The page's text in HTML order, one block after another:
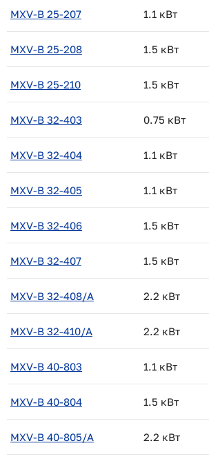
MXV-B 25-207 1.1 кВт
MXV-B 25-208 1.5 кВт
MXV-B 25-210 1.5 кВт
MXV-B 32-403 0.75 кВт
MXV-B 32-404 1.1 кВт
MXV-B 32-405 1.1 кВт
MXV-B 32-406 1.5 кВт
MXV-B 32-407 1.5 кВт
MXV-B 32-408/A 2.2 кВт
MXV-B 32-410/A 2.2 кВт
MXV-B 40-803 1.1 кВт
MXV-B 40-804 1.5 кВт
MXV-B 40-805/A 2.2 кВт